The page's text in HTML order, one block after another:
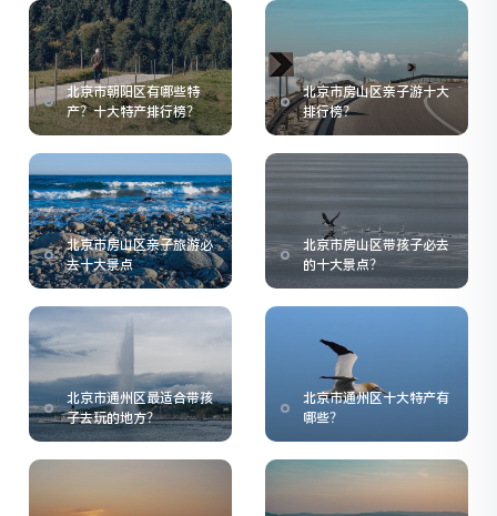
北京市朝阳区有哪些特
产？十大特产排行榜？
北京市房山区亲子游十大
排行榜？
北京市房山区亲子旅游必
去十大景点
北京市房山区带孩子必去
的十大景点？
北京市通州区最适合带孩
子去玩的地方？
北京市通州区十大特产有
哪些？